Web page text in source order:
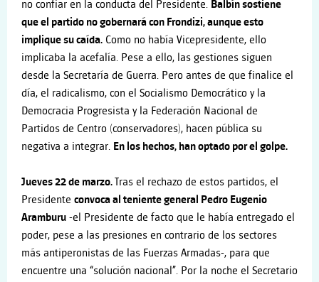
no confiar en la conducta del Presidente. Balbín sostiene
que el partido no gobernará con Frondizi, aunque esto
implique su caída. Como no había Vicepresidente, ello
implicaba la acefalía. Pese a ello, las gestiones siguen
desde la Secretaría de Guerra. Pero antes de que finalice el
día, el radicalismo, con el Socialismo Democrático y la
Democracia Progresista y la Federación Nacional de
Partidos de Centro (conservadores), hacen pública su
negativa a integrar. En los hechos, han optado por el golpe.
Jueves 22 de marzo.Tras el rechazo de estos partidos, el
Presidente convoca al teniente general Pedro Eugenio
Aramburu -el Presidente de facto que le había entregado el
poder, pese a las presiones en contrario de los sectores
más antiperonistas de las Fuerzas Armadas-, para que
encuentre una “solución nacional”. Por la noche el Secretario